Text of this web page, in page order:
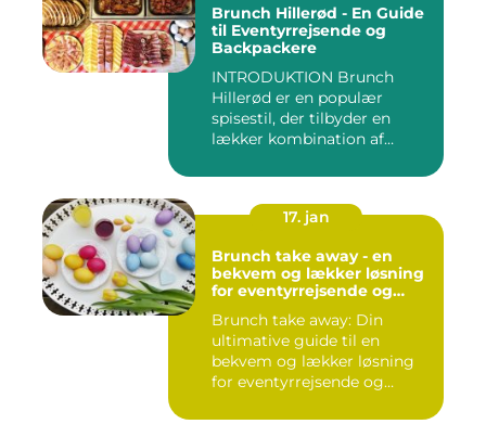
Brunch Hillerød - En Guide
til Eventyrrejsende og
Backpackere
INTRODUKTION Brunch
Hillerød er en populær
spisestil, der tilbyder en
lækker kombination af
17. jan
Brunch take away - en
bekvem og lækker løsning
for eventyrrejsende og
Brunch take away: Din
ultimative guide til en
bekvem og lækker løsning
for eventyrrejsende og